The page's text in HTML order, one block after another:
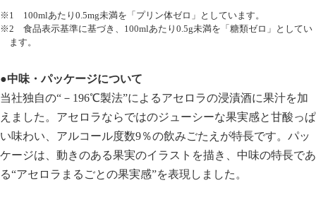
※1 100mlあたり0.5mg未満を「プリン体ゼロ」としています。
※2 食品表示基準に基づき、100mlあたり0.5g未満を「糖類ゼロ」としてい
ます。
●中味・パッケージについて
当社独自の“－196℃製法”によるアセロラの浸漬酒に果汁を加
えました。アセロラならではのジューシーな果実感と甘酸っぱ
い味わい、アルコール度数9％の飲みごたえが特長です。パッ
ケージは、動きのある果実のイラストを描き、中味の特長であ
る“アセロラまるごとの果実感”を表現しました。